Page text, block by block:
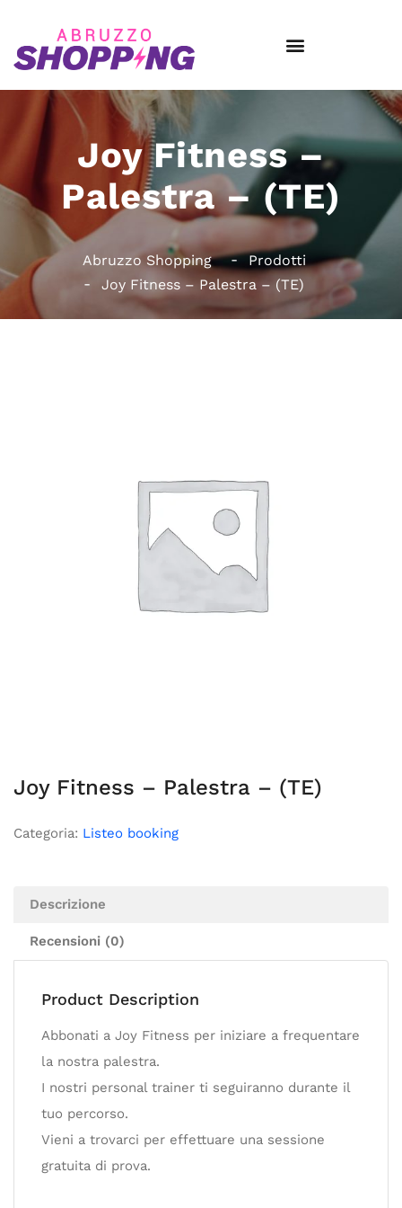
Joy Fitness –
Palestra – (TE)
Abruzzo Shopping
Prodotti
Joy Fitness – Palestra – (TE)
Joy Fitness – Palestra – (TE)
Categoria: Listeo booking
Descrizione
Recensioni (0)
Product Description
Abbonati a Joy Fitness per iniziare a frequentare
la nostra palestra.
I nostri personal trainer ti seguiranno durante il
tuo percorso.
Vieni a trovarci per effettuare una sessione
gratuita di prova.